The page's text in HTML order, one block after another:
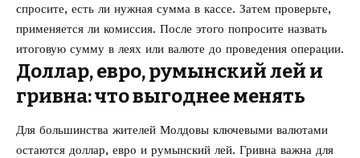
спросите, есть ли нужная сумма в кассе. Затем проверьте,
применяется ли комиссия. После этого попросите назвать
итоговую сумму в леях или валюте до проведения операции.
Доллар, евро, румынский лей и
гривна: что выгоднее менять
Для большинства жителей Молдовы ключевыми валютами
остаются доллар, евро и румынский лей. Гривна важна для